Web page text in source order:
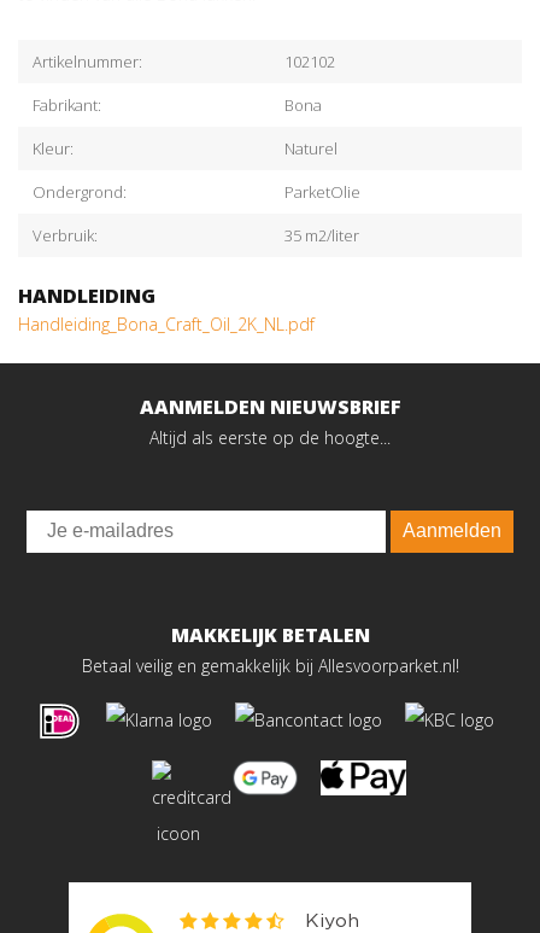
Artikelnummer:
102102
Fabrikant:
Bona
Kleur:
Naturel
Ondergrond:
ParketOlie
Verbruik:
35 m2/liter
HANDLEIDING
Handleiding_Bona_Craft_Oil_2K_NL.pdf
AANMELDEN NIEUWSBRIEF
Altijd als eerste op de hoogte...
Email
Aanmelden
MAKKELIJK BETALEN
Betaal veilig en gemakkelijk bij Allesvoorparket.nl!